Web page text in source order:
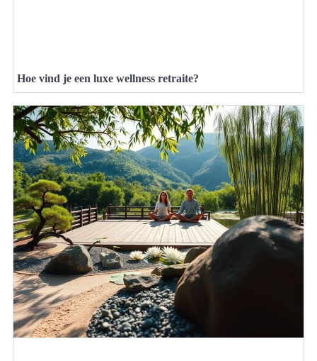
Hoe vind je een luxe wellness retraite?